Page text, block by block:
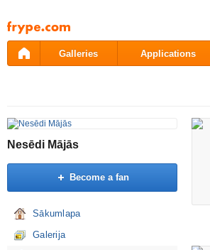
Pāriet
uz
saturu
Galleries Applications
Nesēdi Mājās
Become a fan
Sākumlapa
Galerija